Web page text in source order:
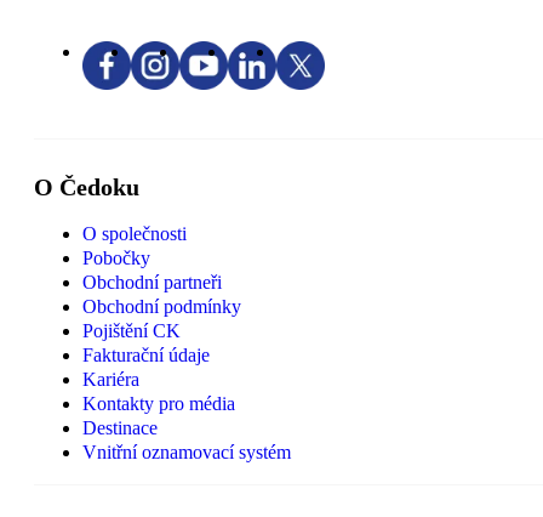
O Čedoku
O společnosti
Pobočky
Obchodní partneři
Obchodní podmínky
Pojištění CK
Fakturační údaje
Kariéra
Kontakty pro média
Destinace
Vnitřní oznamovací systém